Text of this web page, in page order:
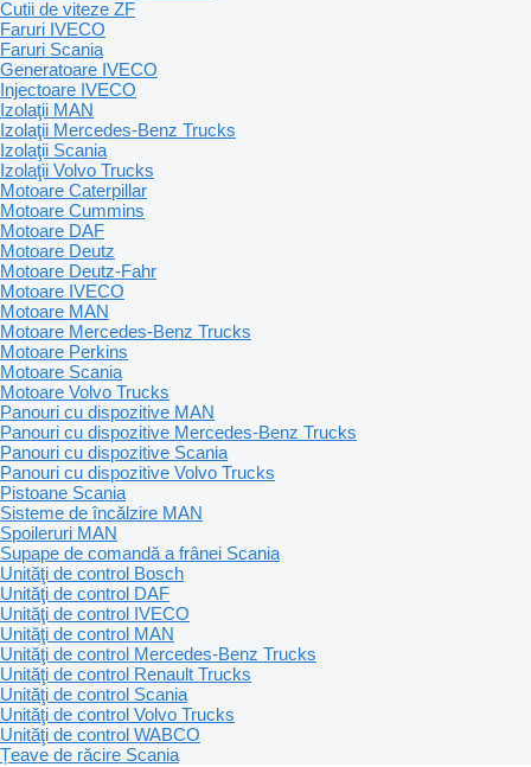
Cutii de viteze ZF
Faruri IVECO
Faruri Scania
Generatoare IVECO
Injectoare IVECO
Izolaţii MAN
Izolaţii Mercedes-Benz Trucks
Izolaţii Scania
Izolaţii Volvo Trucks
Motoare Caterpillar
Motoare Cummins
Motoare DAF
Motoare Deutz
Motoare Deutz-Fahr
Motoare IVECO
Motoare MAN
Motoare Mercedes-Benz Trucks
Motoare Perkins
Motoare Scania
Motoare Volvo Trucks
Panouri cu dispozitive MAN
Panouri cu dispozitive Mercedes-Benz Trucks
Panouri cu dispozitive Scania
Panouri cu dispozitive Volvo Trucks
Pistoane Scania
Sisteme de încălzire MAN
Spoileruri MAN
Supape de comandă a frânei Scania
Unităţi de control Bosch
Unităţi de control DAF
Unităţi de control IVECO
Unităţi de control MAN
Unităţi de control Mercedes-Benz Trucks
Unităţi de control Renault Trucks
Unităţi de control Scania
Unităţi de control Volvo Trucks
Unităţi de control WABCO
Țeave de răcire Scania